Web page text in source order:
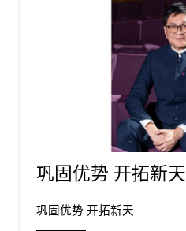
巩固优势 开拓新天
巩固优势 开拓新天